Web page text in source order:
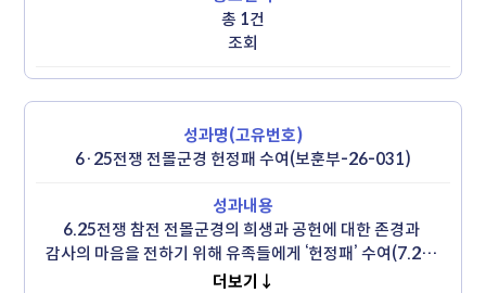
총 1건
조회
6·25전쟁 전몰군경 헌정패 수여(보훈부-26-031)
6.25전쟁 참전 전몰군경의 희생과 공헌에 대한 존경과
감사의 마음을 전하기 위해 유족들에게 ‘헌정패’ 수여(7.22.)
- 헌정패는 메달, 증서, 액자, 케이스 등으로 구성
더보기↓